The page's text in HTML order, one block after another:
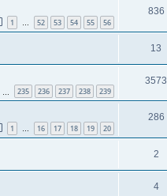
1 … 52 53 54 55 56
836
13
235 236 237 238 239
3573
1 … 16 17 18 19 20
286
2
4